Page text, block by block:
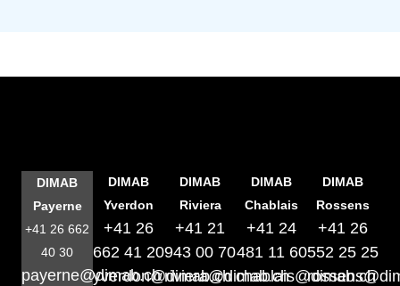
DIMAB
Payerne
+41 26 662
40 30
payerne@dimab.ch
DIMAB
Yverdon
+41 26
662 41 20
yverdon@dimab.ch
DIMAB
Riviera
+41 21
943 00 70
riviera@dimab.ch
DIMAB
Chablais
+41 24
481 11 60
chablais@dimab.ch
DIMAB
Rossens
+41 26
552 25 25